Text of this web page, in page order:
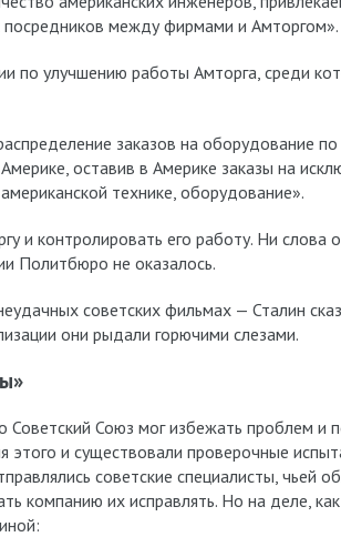
посредников между фирмами и Амторгом».
по улучшению работы Амторга, среди
заказов на оборудование
оставив в Америке заказы на
технике, оборудование».
и контролировать его работу. Ни слова
Политбюро не оказалось.
советских фильмах — Сталин
они рыдали горючими слезами.
Союз мог избежать проблем и
и существовали проверочные
советские специалисты, чьей
компанию их исправлять. Но на деле,